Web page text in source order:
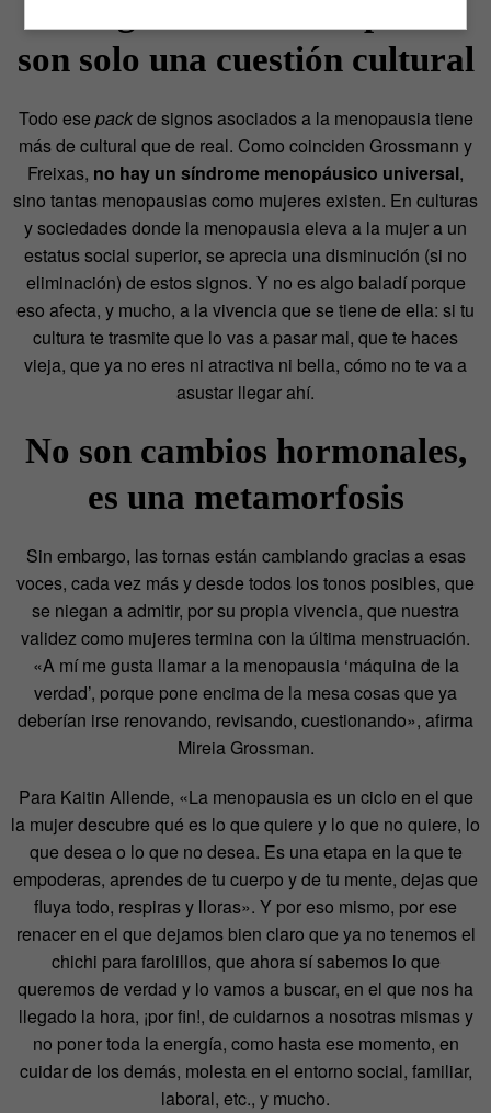
son solo una cuestión cultural
Todo ese packde signos asociados a la menopausia tiene
más de cultural que de real. Como coinciden Grossmann y
Freixas, no hay un síndrome menopáusico universal,
sino tantas menopausias como mujeres existen. En culturas
y sociedades donde la menopausia eleva a la mujer a un
estatus social superior, se aprecia una disminución (si no
eliminación) de estos signos. Y no es algo baladí porque
eso afecta, y mucho, a la vivencia que se tiene de ella: si tu
cultura te trasmite que lo vas a pasar mal, que te haces
vieja, que ya no eres ni atractiva ni bella, cómo no te va a
asustar llegar ahí.
No son cambios hormonales,
es una metamorfosis
Sin embargo, las tornas están cambiando gracias a esas
voces, cada vez más y desde todos los tonos posibles, que
se niegan a admitir, por su propia vivencia, que nuestra
validez como mujeres termina con la última menstruación.
«A mí me gusta llamar a la menopausia ‘máquina de la
verdad’, porque pone encima de la mesa cosas que ya
deberían irse renovando, revisando, cuestionando», afirma
Mireia Grossman.
Para Kaitin Allende, «La menopausia es un ciclo en el que
la mujer descubre qué es lo que quiere y lo que no quiere, lo
que desea o lo que no desea. Es una etapa en la que te
empoderas, aprendes de tu cuerpo y de tu mente, dejas que
fluya todo, respiras y lloras». Y por eso mismo, por ese
renacer en el que dejamos bien claro que ya no tenemos el
chichi para farolillos, que ahora sí sabemos lo que
queremos de verdad y lo vamos a buscar, en el que nos ha
llegado la hora, ¡por fin!, de cuidarnos a nosotras mismas y
no poner toda la energía, como hasta ese momento, en
cuidar de los demás, molesta en el entorno social, familiar,
laboral, etc., y mucho.